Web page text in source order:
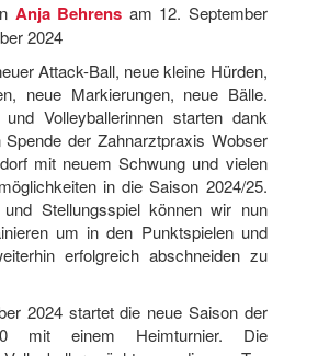
Anja Behrens am 12. September
2024
Attack-Ball, neue kleine Hürden,
neue Markierungen, neue Bälle.
Volleyballerinnen starten dank
der Zahnarztpraxis Wobser
mit neuem Schwung und vielen
in die Saison 2024/25.
Stellungsspiel können wir nun
um in den Punktspielen und
erfolgreich abschneiden zu
2024 startet die neue Saison der
mit einem Heimturnier. Die